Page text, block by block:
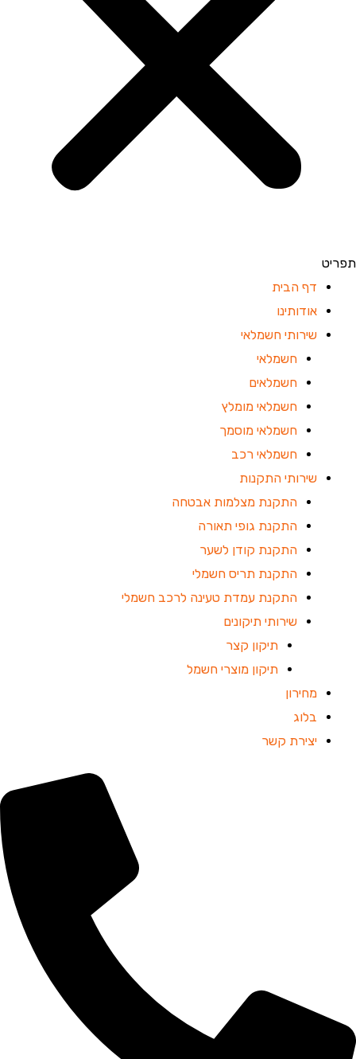
תפריט
דף הבית
אודותינו
שירותי חשמלאי
חשמלאי
חשמלאים
חשמלאי מומלץ
חשמלאי מוסמך
חשמלאי רכב
שירותי התקנות
התקנת מצלמות אבטחה
התקנת גופי תאורה
התקנת קודן לשער
התקנת תריס חשמלי
התקנת עמדת טעינה לרכב חשמלי
שירותי תיקונים
תיקון קצר
תיקון מוצרי חשמל
מחירון
בלוג
יצירת קשר